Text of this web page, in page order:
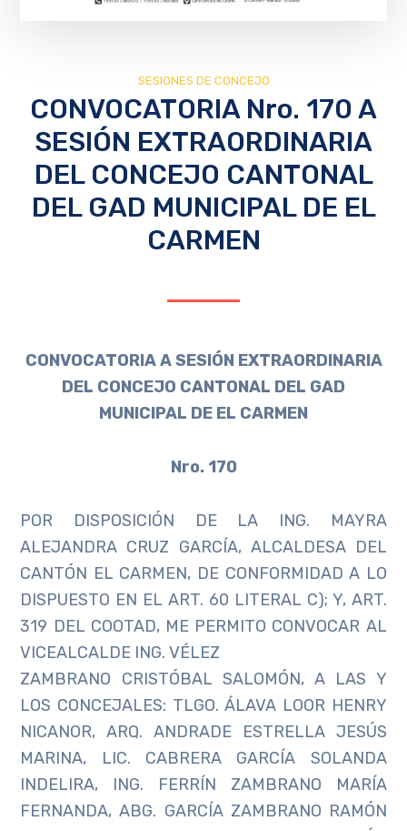
SESIONES DE CONCEJO
CONVOCATORIA Nro. 170 A
SESIÓN EXTRAORDINARIA
DEL CONCEJO CANTONAL
DEL GAD MUNICIPAL DE EL
CARMEN
CONVOCATORIA A SESIÓN EXTRAORDINARIA
DEL CONCEJO CANTONAL DEL GAD
MUNICIPAL DE EL CARMEN
Nro. 170
POR DISPOSICIÓN DE LA ING. MAYRA
ALEJANDRA CRUZ GARCÍA, ALCALDESA DEL
CANTÓN EL CARMEN, DE CONFORMIDAD A LO
DISPUESTO EN EL ART. 60 LITERAL C); Y, ART.
319 DEL COOTAD, ME PERMITO CONVOCAR AL
VICEALCALDE ING. VÉLEZ
ZAMBRANO CRISTÓBAL SALOMÓN, A LAS Y
LOS CONCEJALES: TLGO. ÁLAVA LOOR HENRY
NICANOR, ARQ. ANDRADE ESTRELLA JESÚS
MARINA, LIC. CABRERA GARCÍA SOLANDA
INDELIRA, ING. FERRÍN ZAMBRANO MARÍA
FERNANDA, ABG. GARCÍA ZAMBRANO RAMÓN